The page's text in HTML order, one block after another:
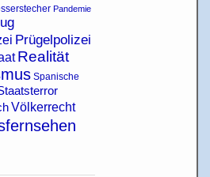
Pandemie
Prügelpolizei
Realität
Spanische
Völkerrecht